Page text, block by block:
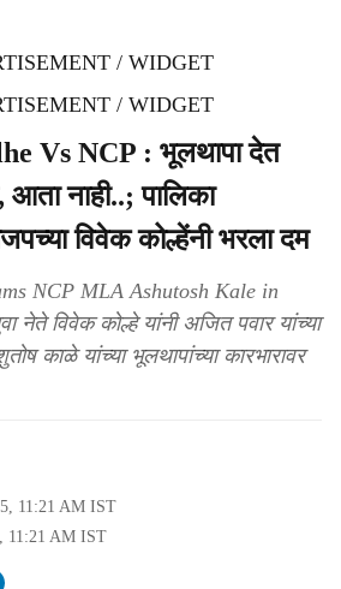
/ WIDGET
/ WIDGET
Vs NCP : भूलथापा देत
नाही..; पालिका
विवेक कोल्हेंनी भरला दम
NCP MLA Ashutosh Kale in
नेते विवेक कोल्हे यांनी अजित पवार यांच्या
काळे यांच्या भूलथापांच्या कारभारावर
11:21 AM IST
11:21 AM IST